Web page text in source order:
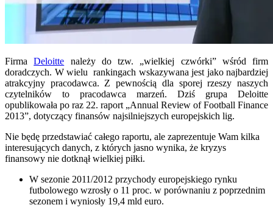
FirmaDeloitte należy do tzw. „wielkiej czwórki” wśród firm
doradczych. W wielu rankingach wskazywana jest jako najbardziej
atrakcyjny pracodawca. Z pewnością dla sporej rzeszy naszych
czytelników to pracodawca marzeń. Dziś grupa Deloitte
opublikowała po raz 22. raport „Annual Review of Football Finance
2013”, dotyczący finansów najsilniejszych europejskich lig.
Nie będę przedstawiać całego raportu, ale zaprezentuje Wam kilka
interesujących danych, z których jasno wynika, że kryzys
finansowy nie dotknął wielkiej piłki.
W sezonie 2011/2012 przychody europejskiego rynku
futbolowego wzrosły o 11 proc. w porównaniu z poprzednim
sezonem i wyniosły 19,4 mld euro.